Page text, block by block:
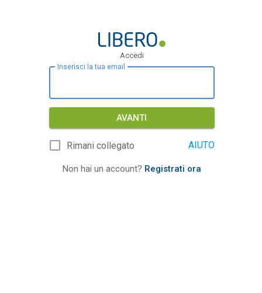
Accedi
Inserisci la tua email
AVANTI
Rimani collegato AIUTO
Non hai un account? Registrati ora